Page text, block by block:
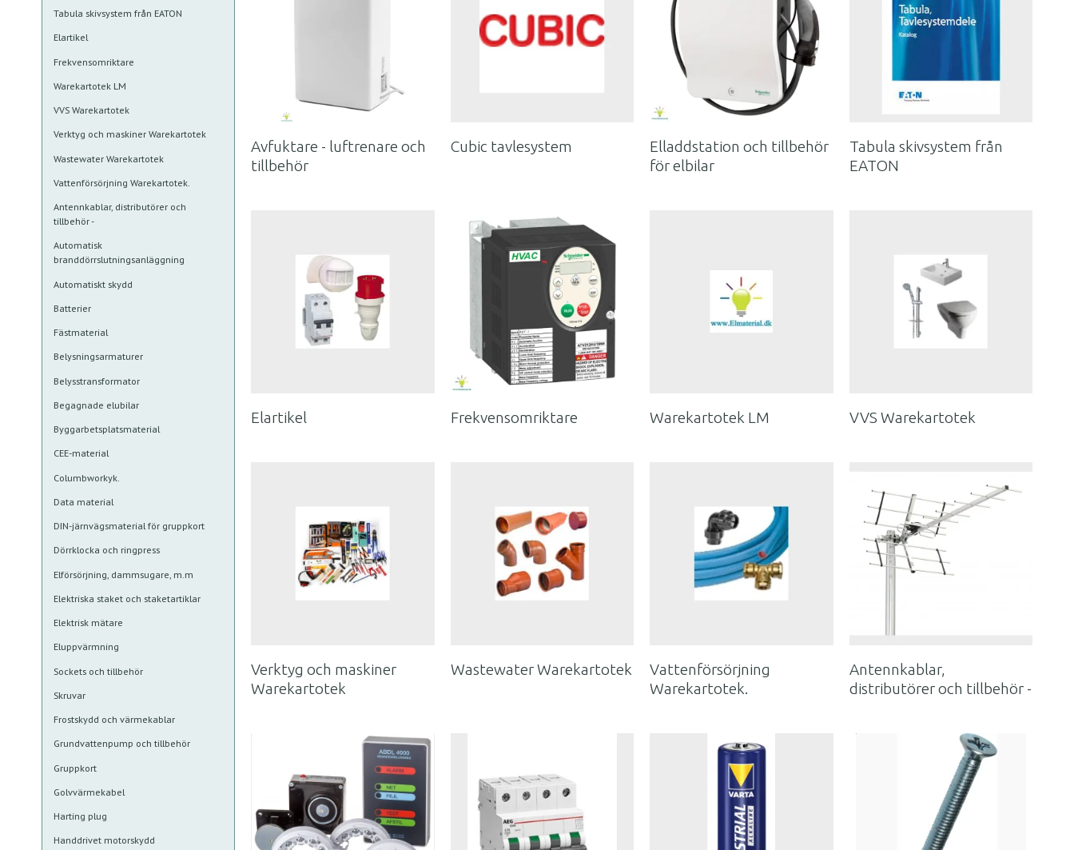
Tabula skivsystem från EATON
Elartikel
Frekvensomriktare
Warekartotek LM
VVS Warekartotek
Verktyg och maskiner Warekartotek
Wastewater Warekartotek
Vattenförsörjning Warekartotek.
Antennkablar, distributörer och
tillbehör -
Automatisk
branddörrslutningsanläggning
Automatiskt skydd
Batterier
Fästmaterial
Belysningsarmaturer
Belysstransformator
Begagnade elubilar
Byggarbetsplatsmaterial
CEE-material
Columbworkyk.
Data material
DIN-järnvägsmaterial för gruppkort
Dörrklocka och ringpress
Elförsörjning, dammsugare, m.m
Elektriska staket och staketartiklar
Elektrisk mätare
Eluppvärmning
Sockets och tillbehör
Skruvar
Frostskydd och värmekablar
Grundvattenpump och tillbehör
Gruppkort
Golvvärmekabel
Harting plug
Handdrivet motorskydd
Avfuktare - luftrenare och
tillbehör
Cubic tavlesystem
Elladdstation och tillbehör
för elbilar
Tabula skivsystem från
EATON
Elartikel Frekvensomriktare Warekartotek LM VVS Warekartotek
Verktyg och maskiner
Warekartotek
Wastewater Warekartotek
Vattenförsörjning
Warekartotek.
Antennkablar,
distributörer och tillbehör -